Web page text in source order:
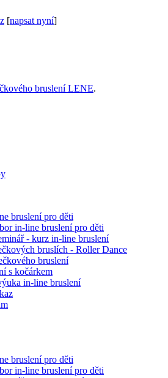
[napsat nyní]
bruslení LENE.
bruslení pro děti
in-line bruslení pro děti
- kurz in-line bruslení
bruslích - Roller Dance
bruslení
s kočárkem
in-line bruslení
bruslení pro děti
in-line bruslení pro děti